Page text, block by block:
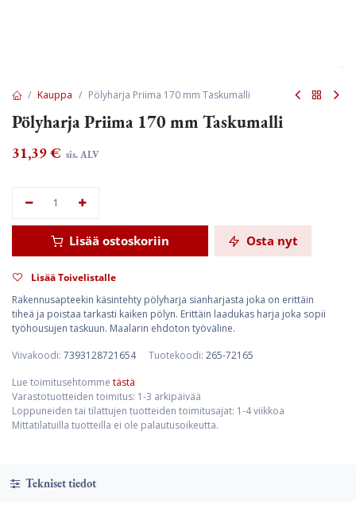
Kauppa Pölyharja Priima 170 mm Taskumalli
Pölyharja Priima 170 mm Taskumalli
31,39€ sis. ALV
Lisää ostoskoriin Osta nyt
Lisää Toivelistalle
Rakennusapteekin käsintehty pölyharja sianharjasta joka on erittäin
tiheä ja poistaa tarkasti kaiken pölyn. Erittäin laadukas harja joka sopii
työhousujen taskuun. Maalarin ehdoton työväline.
Viivakoodi: 7393128721654 Tuotekoodi: 265-72165
Lue toimitusehtomme tästä
Varastotuotteiden toimitus: 1-3 arkipäivää
Loppuneiden tai tilattujen tuotteiden toimitusajat: 1-4 viikkoa
Mittatilatuilla tuotteilla ei ole palautusoikeutta.
Tekniset tiedot